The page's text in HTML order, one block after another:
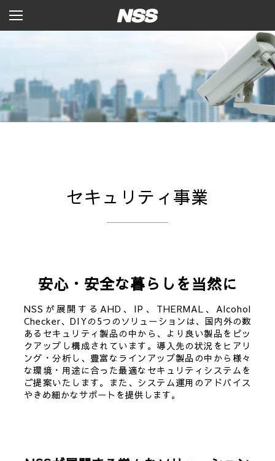
セキュリティ事業
安心・安全な暮らしを当然に
NSSが展開するAHD、IP、THERMAL、Alcohol
Checker、DIYの5つのソリューションは、国内外の数
あるセキュリティ製品の中から、より良い製品をピッ
クアップし構成されています。導入先の状況をヒアリ
ング・分析し、豊富なラインアップ製品の中から様々
な環境・用途に合った最適なセキュリティシステムを
ご提案いたします。また、システム運用のアドバイス
やきめ細かなサポートを提供します。